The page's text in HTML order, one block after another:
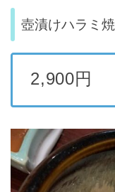
壺漬けハラミ焼
2,900円